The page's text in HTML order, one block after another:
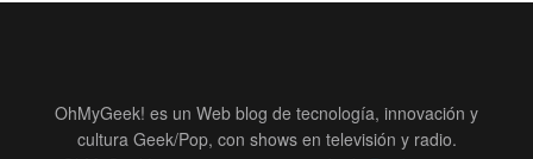
OhMyGeek! es un Web blog de tecnología, innovación y
cultura Geek/Pop, con shows en televisión y radio.